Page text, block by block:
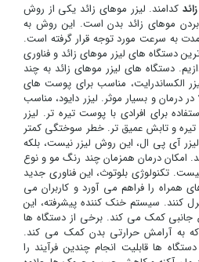
کدامند. لیزر موهای زائد یکی از روش
بردن موهای زائد بدن است. این روش به
به سرعت مورد توجه قرار گرفته است.
دستگاه های لیزر موهای زائد و فناوری
دستگاه های لیزر موهای زائد به چند
الکساندرایت، مناسب برای پوست های
درمان و بسیار موثر. لیزر دایود، مناسب
برای افرادی با پوست تیره تر. لیزر
و تابش عمیق تر. خطر سوختگی کمتر
آی پی ال، این روش لیزر نیست، بلکه
امکان درمان همزمان چند رنگ مو و نوع
تکنولوژی بلوتوث، این فناوری جدید
همراه را فراهم می آورد و کاربران می
کنند. سیستم خنک کننده پیشرفته، این
کمک می کند. برخی از دستگاه ها
که به آرامش حرارتی بدن کمک می کند.
ها قابلیت انجام چندین فرآیند را